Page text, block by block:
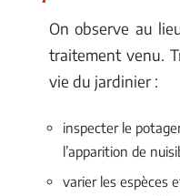
On observe au
traitement venu.
vie du jardinier :
inspecter le
l’apparition de
varier les espèces